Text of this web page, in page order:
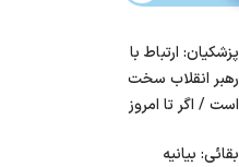
پزشکیان: ارتباط با
رهبر انقلاب سخت
است / اگر تا امروز
مردم ایران است
بقائی: بیانیه